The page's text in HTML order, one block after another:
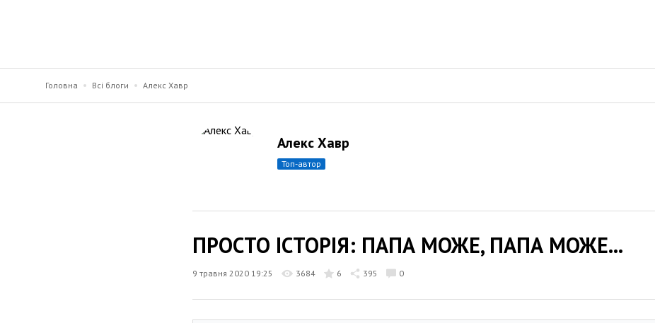
Головна Всі блоги Алекс Хавр
Алекс Хавр
топ-автор
ПРОСТО ІСТОРІЯ: ПАПА МОЖЕ, ПАПА МОЖЕ...
9 травня 2020 19:25 3684 6 395 0